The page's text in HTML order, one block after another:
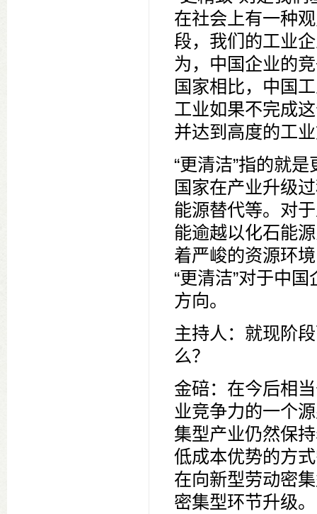
在社会上有一种
段，我们的工业
为，中国企业的
国家相比，中国
工业如果不完成
并达到高度的工
“更清洁”指的就
国家在产业升级
能源替代等。对
能逾越以化石能
着严峻的资源环
“更清洁”对于中
方向。
主持人：就现阶
么？
金碚：在今后相
业竞争力的一个
集型产业仍然保
低成本优势的方
在向新型劳动密
密集型环节升级